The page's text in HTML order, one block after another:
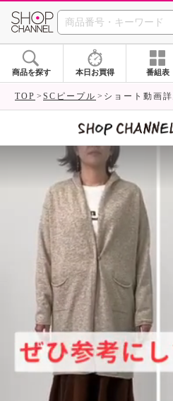
SHOP
商品を探す 本日お買得 番組表
TOP SCピープル ショート動画詳